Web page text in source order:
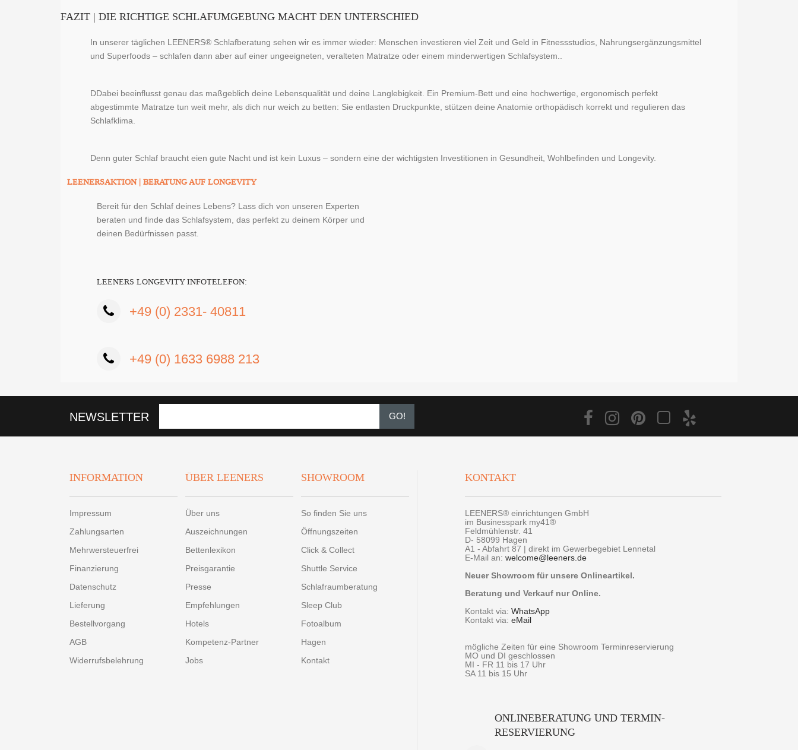
FAZIT | DIE RICHTIGE SCHLAFUMGEBUNG MACHT DEN UNTERSCHIED
In unserer täglichen LEENERS® Schlafberatung sehen wir es immer wieder: Menschen investieren viel Zeit und Geld in Fitnessstudios, Nahrungsergänzungsmittel
und Superfoods – schlafen dann aber auf einer ungeeigneten, veralteten Matratze oder einem minderwertigen Schlafsystem..
DDabei beeinflusst genau das maßgeblich deine Lebensqualität und deine Langlebigkeit. Ein Premium-Bett und eine hochwertige, ergonomisch perfekt
abgestimmte Matratze tun weit mehr, als dich nur weich zu betten: Sie entlasten Druckpunkte, stützen deine Anatomie orthopädisch korrekt und regulieren das
Schlafklima.
Denn guter Schlaf braucht eien gute Nacht und ist kein Luxus – sondern eine der wichtigsten Investitionen in Gesundheit, Wohlbefinden und Longevity.
LEENERSAKTION | BERATUNG AUF LONGEVITY
Bereit für den Schlaf deines Lebens? Lass dich von unseren Experten
beraten und finde das Schlafsystem, das perfekt zu deinem Körper und
deinen Bedürfnissen passt.
LEENERS LONGEVITY INFOTELEFON:
+49 (0) 2331- 40811
+49 (0) 1633 6988 213
NEWSLETTER GO!
INFORMATION
Impressum
Zahlungsarten
Mehrwersteuerfrei
Finanzierung
Datenschutz
Lieferung
Bestellvorgang
AGB
Widerrufsbelehrung
ÜBER LEENERS
Über uns
Auszeichnungen
Bettenlexikon
Preisgarantie
Presse
Empfehlungen
Hotels
Kompetenz-Partner
Jobs
SHOWROOM
So finden Sie uns
Öffnungszeiten
Click & Collect
Shuttle Service
Schlafraumberatung
Sleep Club
Fotoalbum
Hagen
Kontakt
KONTAKT
LEENERS® einrichtungen GmbH
im Businesspark my41®
Feldmühlenstr. 41
D- 58099 Hagen
A1 - Abfahrt 87 | direkt im Gewerbegebiet Lennetal
E-Mail an: welcome@leeners.de
Neuer Showroom für unsere Onlineartikel.
Beratung und Verkauf nur Online.
Kontakt via: WhatsApp
Kontakt via: eMail
mögliche Zeiten für eine Showroom Terminreservierung
MO und DI geschlossen
MI - FR 11 bis 17 Uhr
SA 11 bis 15 Uhr
ONLINEBERATUNG UND TERMIN-
RESERVIERUNG